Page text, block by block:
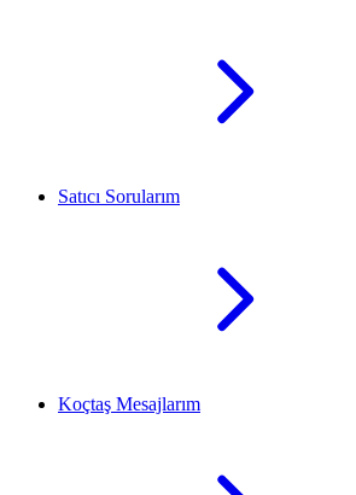
Satıcı Sorularım
Koçtaş Mesajlarım